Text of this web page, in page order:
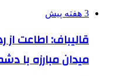
3 هفته پیش
قالیباف: اطاعت
میدان مبارزه با